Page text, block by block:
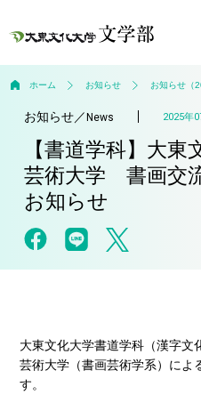
ホーム お知らせ お知らせ（
お知らせ／ News 2025年
【書道学科】大東
芸術大学 書画交
お知らせ
大東文化大学書道学科（漢字文
芸術大学（書画芸術学系）によ
す。